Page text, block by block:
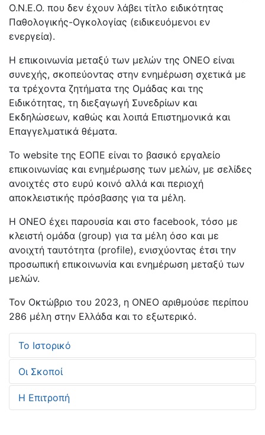
Ο.Ν.Ε.Ο. που δεν έχουν λάβει τίτλο ειδικότητας
Παθολογικής-Ογκολογίας (ειδικευόμενοι εν
ενεργεία).
Η επικοινωνία μεταξύ των μελών της ΟΝΕΟ είναι
συνεχής, σκοπεύοντας στην ενημέρωση σχετικά με
τα τρέχοντα ζητήματα της Ομάδας και της
Ειδικότητας, τη διεξαγωγή Συνεδρίων και
Εκδηλώσεων, καθώς και λοιπά Επιστημονικά και
Επαγγελματικά θέματα.
To website της ΕΟΠΕ είναι το βασικό εργαλείο
επικοινωνίας και ενημέρωσης των μελών, με σελίδες
ανοιχτές στο ευρύ κοινό αλλά και περιοχή
αποκλειστικής πρόσβασης για τα μέλη.
Η ΟΝΕΟ έχει παρουσία και στο facebook, τόσο με
κλειστή ομάδα (group) για τα μέλη όσο και με
ανοιχτή ταυτότητα (profile), ενισχύοντας έτσι την
προσωπική επικοινωνία και ενημέρωση μεταξύ των
μελών.
Τον Οκτώβριο του 2023, η ΟΝΕΟ αριθμούσε περίπου
286 μέλη στην Ελλάδα και το εξωτερικό.
Το Ιστορικό
Οι Σκοποί
Η Επιτροπή